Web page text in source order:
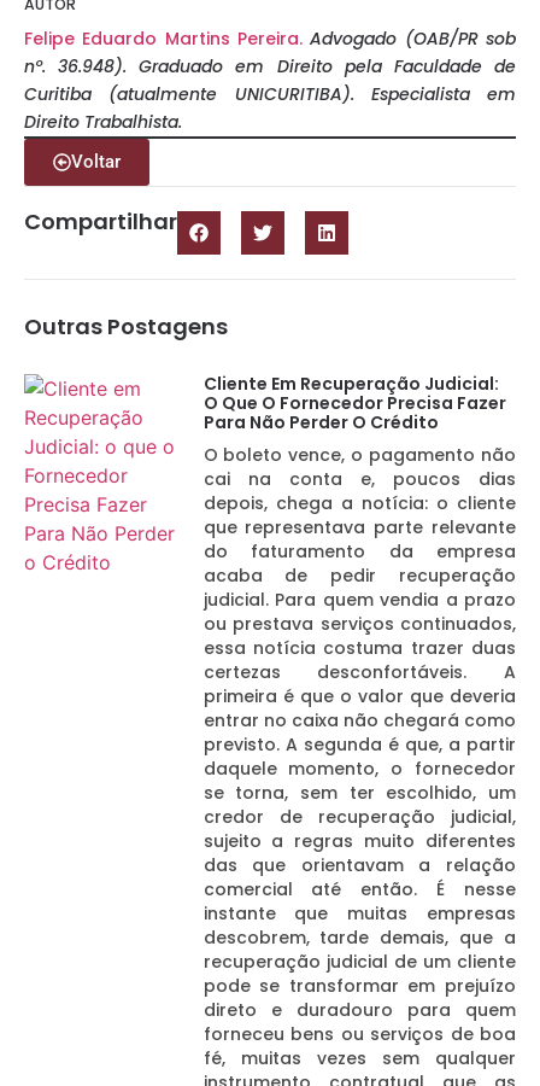
AUTOR
Felipe Eduardo Martins Pereira. Advogado (OAB/PR sob
nº. 36.948). Graduado em Direito pela Faculdade de
Curitiba (atualmente UNICURITIBA). Especialista em
Direito Trabalhista.
Voltar
Compartilhar
Outras Postagens
Cliente Em Recuperação Judicial:
O Que O Fornecedor Precisa Fazer
Para Não Perder O Crédito
O boleto vence, o pagamento não
cai na conta e, poucos dias
depois, chega a notícia: o cliente
que representava parte relevante
do faturamento da empresa
acaba de pedir recuperação
judicial. Para quem vendia a prazo
ou prestava serviços continuados,
essa notícia costuma trazer duas
certezas desconfortáveis. A
primeira é que o valor que deveria
entrar no caixa não chegará como
previsto. A segunda é que, a partir
daquele momento, o fornecedor
se torna, sem ter escolhido, um
credor de recuperação judicial,
sujeito a regras muito diferentes
das que orientavam a relação
comercial até então. É nesse
instante que muitas empresas
descobrem, tarde demais, que a
recuperação judicial de um cliente
pode se transformar em prejuízo
direto e duradouro para quem
forneceu bens ou serviços de boa
fé, muitas vezes sem qualquer